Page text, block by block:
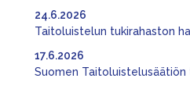
Taitoluistelun tukirahaston
24.6.2026
Suomen
17.6.2026